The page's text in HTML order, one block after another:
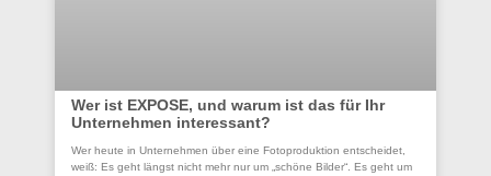
Wer ist EXPOSE, und warum ist das für Ihr
Unternehmen interessant?
Wer heute in Unternehmen über eine Fotoproduktion entscheidet,
weiß: Es geht längst nicht mehr nur um „schöne Bilder“. Es geht um